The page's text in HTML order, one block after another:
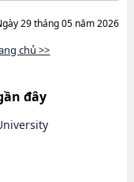
29 tháng 05 năm 2026
chủ >>
đây